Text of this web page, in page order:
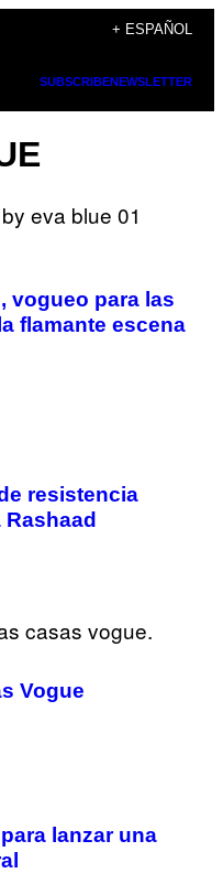
+ ESPAÑOL
SUBSCRIBENEWSLETTER
vogueo para las
flamante escena
resistencia
Vogue
para lanzar una